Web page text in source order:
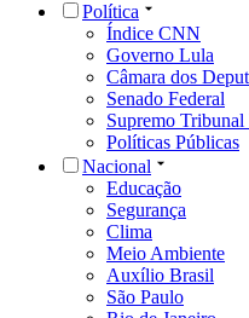
Política
Índice CNN
Governo Lula
Câmara dos
Senado Federal
Supremo Tribunal
Políticas Públicas
Nacional
Educação
Segurança
Clima
Meio Ambiente
Auxílio Brasil
São Paulo